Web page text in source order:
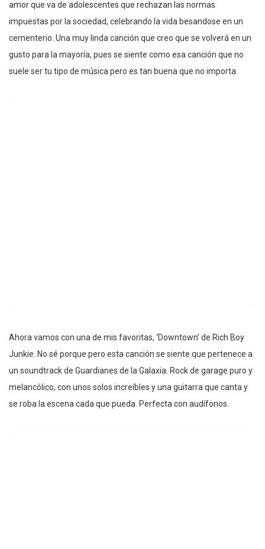
amor que va de adolescentes que rechazan las normas
impuestas por la sociedad, celebrando la vida besandose en un
cementerio. Una muy linda canción que creo que se volverá en un
gusto para la mayoría, pues se siente como esa canción que no
suele ser tu tipo de música pero es tan buena que no importa.
Ahora vamos con una de mis favoritas, ‘Downtown’ de Rich Boy
Junkie. No sé porque pero esta canción se siente que pertenece a
un soundtrack de Guardianes de la Galaxia. Rock de garage puro y
melancólico, con unos solos increíbles y una guitarra que canta y
se roba la escena cada que pueda. Perfecta con audífonos.